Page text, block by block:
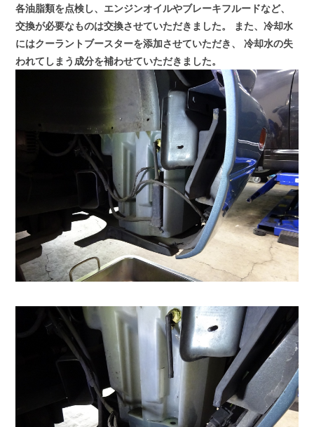
各油脂類を点検し、エンジンオイルやブレーキフルードなど、
交換が必要なものは交換させていただきました。
また、冷却水
にはクーラントブースターを添加させていただき、
冷却水の失
われてしまう成分を補わせていただきました。